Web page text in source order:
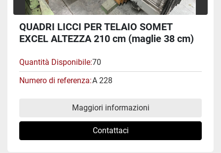
QUADRI LICCI PER TELAIO SOMET
EXCEL ALTEZZA 210 cm (maglie 38 cm)
Quantità Disponibile 70
Numero di referenza A 228
Maggiori informazioni
Contattaci